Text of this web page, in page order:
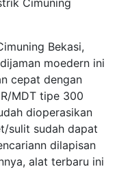
Cimuning
Bekasi,
moedern ini
cepat dengan
MDT tipe 300
dioperasikan
sulit sudah dapat
dilapisan
alat terbaru ini